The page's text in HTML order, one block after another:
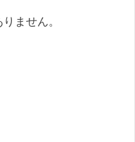
ません。